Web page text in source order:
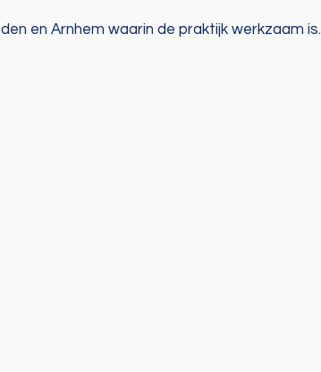
en Arnhem waarin de praktijk werkzaam is.